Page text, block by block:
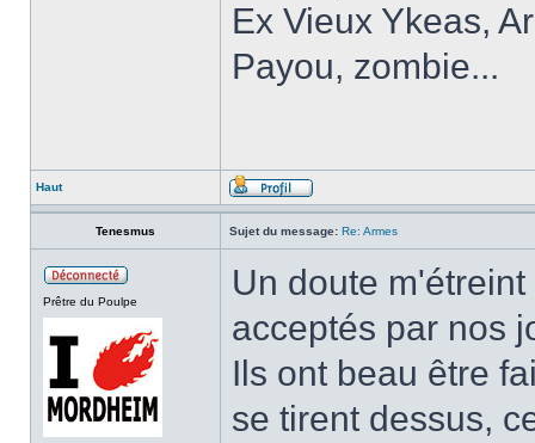
Ex Vieux Ykeas,
Payou, zombie...
Haut
Tenesmus Sujet du message: Re: Armes
Prêtre du Poulpe
Un doute
acceptés par nos
Ils ont beau être
se tirent dessus,